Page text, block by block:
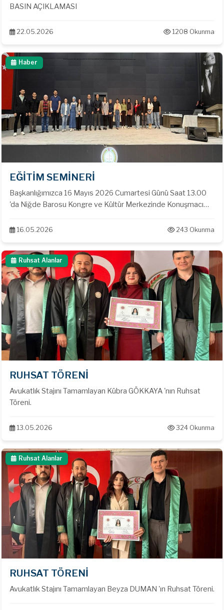
BASIN AÇIKLAMASI
22.05.2026 1208 Okunma
Haber
EĞİTİM SEMİNERİ
Başkanlığımızca 16 Mayıs 2026 Cumartesi Günü Saat 13.00
'da Niğde Barosu Kongre ve Kültür Merkezinde Konuşmacı
İbrahim Nihat BAYAR'ın katımları ile '' İdari Dava Türleri,
gerçekleştirilmiştir.
16.05.2026 243 Okunma
Ruhsat Alanlar
RUHSAT TÖRENİ
Avukatlık Stajını Tamamlayan Kübra GÖKKAYA 'nın Ruhsat
Töreni.
13.05.2026 324 Okunma
Ruhsat Alanlar
RUHSAT TÖRENİ
Avukatlık Stajını Tamamlayan Beyza DUMAN 'ın Ruhsat Töreni.